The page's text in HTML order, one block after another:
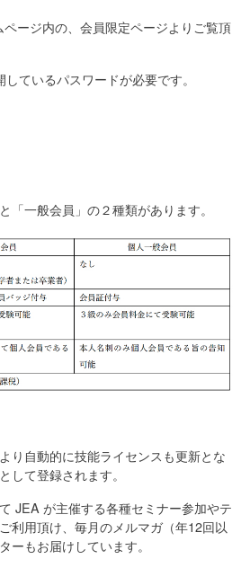
ージ内の、会員限定ページよりご覧頂
ているパスワードが必要です。
「一般会員」の２種類があります。
り自動的に技能ライセンスも更新とな
して登録されます。
JEA が主催する各種セミナー参加やテ
利用頂け、毎月のメルマガ（年12回以
ーもお届けしています。